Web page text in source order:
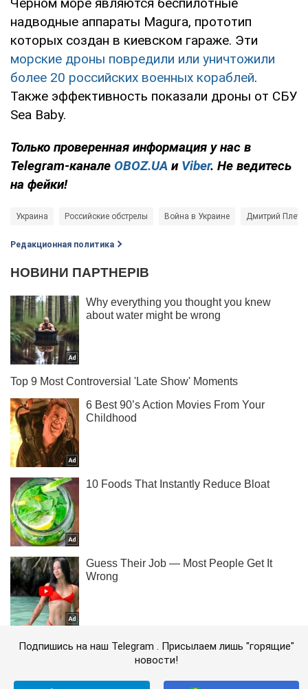
надводные аппараты Magura, прототип
которых создан в киевском гараже. Эти
морские дроны повредили или уничтожили
более 20 российских военных кораблей.
Также эффективность показали дроны от СБУ
Sea Baby.
Только проверенная информация у нас в
Telegram-канале OBOZ.UA и Viber. Не ведитесь
на фейки!
Украина Российские обстрелы Война в Украине Дмитрий
Редакционная политика
Подпишись на наш Telegram . Присылаем лишь "горящие"
новости!